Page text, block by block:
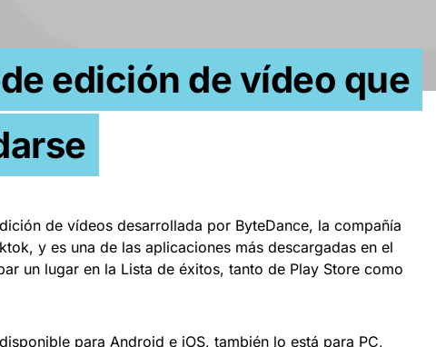
edición de vídeo que
de vídeos desarrollada por ByteDance, la compañía
y es una de las aplicaciones más descargadas en el
un lugar en la Lista de éxitos, tanto de Play Store como
para Android e iOS, también lo está para PC,